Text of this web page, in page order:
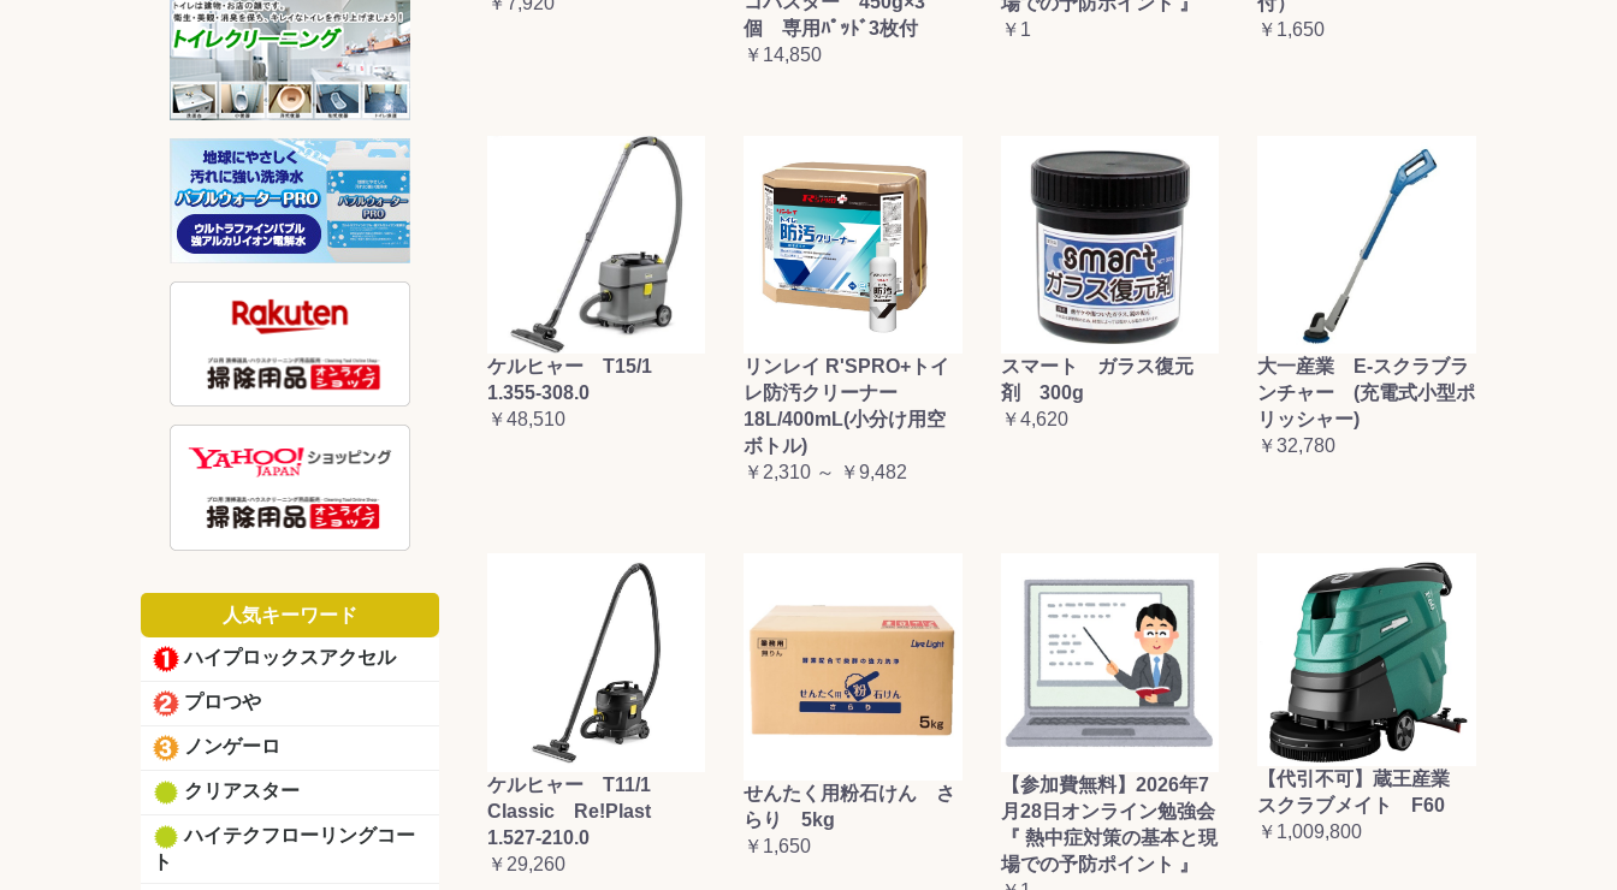
人気キーワード
ハイプロックスアクセル
プロつや
ノンゲーロ
クリアスター
ハイテクフローリングコー
ト
お買い物を続ける
個 専用ﾊﾟｯﾄﾞ3枚付
￥14,850
￥1
￥1,650
ケルヒャー T15/1
1.355-308.0
￥48,510
リンレイ R'SPRO+トイ
レ防汚クリーナー
18L/400mL(小分け用空
ボトル)
￥2,310 ～ ￥9,482
スマート ガラス復元
剤 300g
￥4,620
大一産業 E-スクラブラ
ンチャー (充電式小型ポ
リッシャー)
￥32,780
ケルヒャー T11/1
Classic Re!Plast
1.527-210.0
￥29,260
せんたく用粉石けん さ
らり 5kg
￥1,650
【参加費無料】2026年7
月28日オンライン勉強会
『 熱中症対策の基本と現
場での予防ポイント 』
【代引不可】蔵王産業
スクラブメイト F60
￥1,009,800